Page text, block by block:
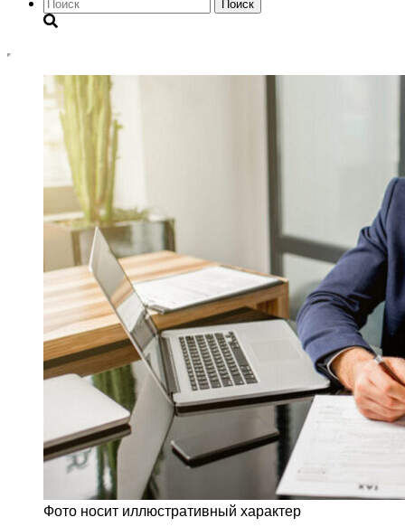
Поиск
Фото носит иллюстративный характер